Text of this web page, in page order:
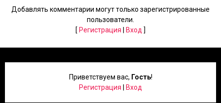
Добавлять комментарии могут только зарегистрированные
пользователи.
[ Регистрация Вход ]
Приветствуем вас, Гость!
Регистрация
Вход